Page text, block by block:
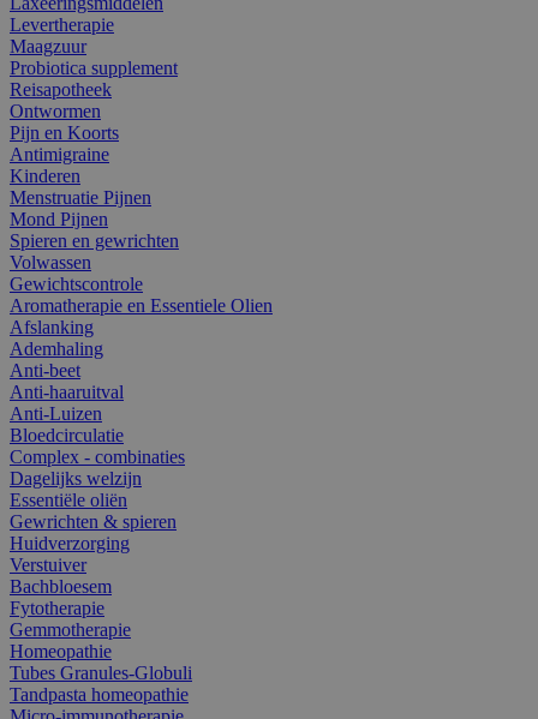
Levertherapie
Maagzuur
Probiotica supplement
Reisapotheek
Ontwormen
Pijn en Koorts
Antimigraine
Kinderen
Menstruatie Pijnen
Mond Pijnen
Spieren en gewrichten
Volwassen
Gewichtscontrole
Aromatherapie en Essentiele Olien
Afslanking
Ademhaling
Anti-beet
Anti-haaruitval
Anti-Luizen
Bloedcirculatie
Complex - combinaties
Dagelijks welzijn
Essentiële oliën
Gewrichten & spieren
Huidverzorging
Verstuiver
Bachbloesem
Fytotherapie
Gemmotherapie
Homeopathie
Tubes Granules-Globuli
Tandpasta homeopathie